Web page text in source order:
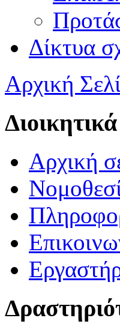
Δίκτυα
Αρχική
Διοικητικά
Αρχική